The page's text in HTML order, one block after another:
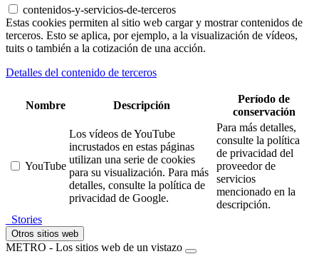
contenidos-y-servicios-de-terceros
Estas cookies permiten al sitio web cargar y mostrar contenidos de
terceros. Esto se aplica, por ejemplo, a la visualización de vídeos,
tuits o también a la cotización de una acción.
Detalles del contenido de terceros
Nombre Descripción
Período de
conservación
YouTube
Los vídeos de YouTube
incrustados en estas páginas
utilizan una serie de cookies
para su visualización. Para más
detalles, consulte la política de
privacidad de Google.
Para más detalles,
consulte la política
de privacidad del
proveedor de
servicios
mencionado en la
descripción.
Stories
Otros sitios web
METRO - Los sitios web de un vistazo